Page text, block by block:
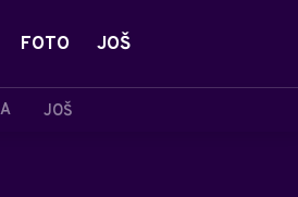
JOŠ
FOTO JOŠ